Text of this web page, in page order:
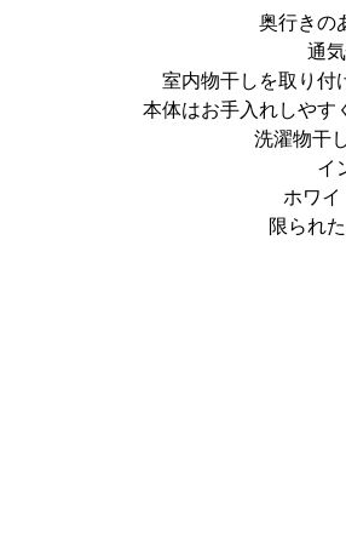
奥行きの
通
室内物干しを取り付
本体はお手入れしやす
洗濯物干
イ
ホワ
限られ